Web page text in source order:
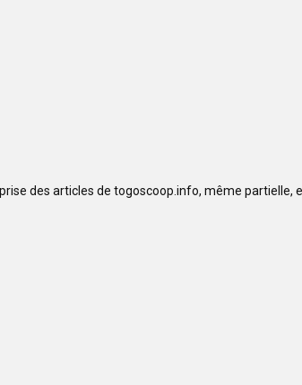
des articles de togoscoop.info, même partielle,